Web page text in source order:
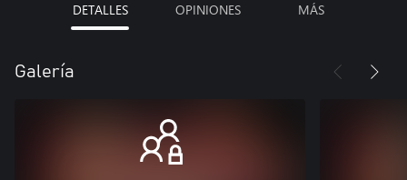
DETALLES OPINIONES MÁS
Galería